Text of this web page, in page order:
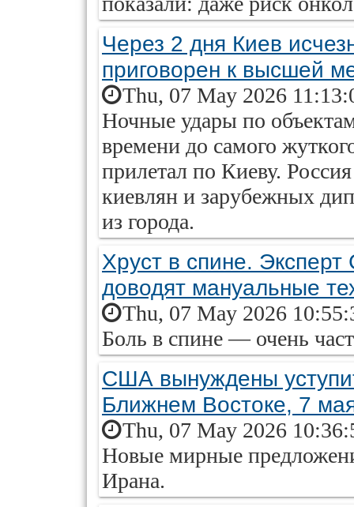
Через 2 дня Киев
приговорен к высшей
Thu, 07 May 2026
Ночные удары по
времени до самого
прилетал по Киеву.
киевлян и зарубежных
из города.
Хруст в спине. Эксперт
доводят мануальные
Thu, 07 May 2026
Боль в спине — очень
США вынуждены
Ближнем Востоке, 7
Thu, 07 May 2026
Новые мирные
Ирана.